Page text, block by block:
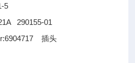
5
290155-01
插头